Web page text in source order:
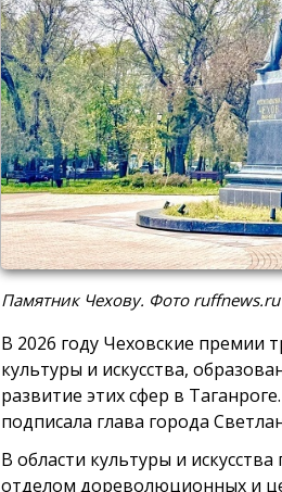
Памятник Чехову. Фото ruffnews.ru
В 2026 году Чеховские премии
культуры и искусства,
развитие этих сфер в
подписала глава города
В области культуры и
отделом дореволюционных и